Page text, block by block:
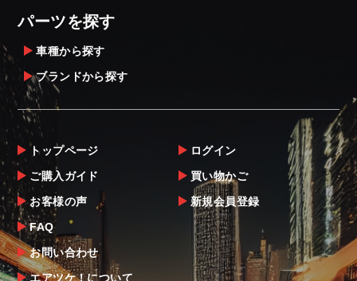
パーツを探す
車種から探す
ブランドから探す
トップページ
ご購入ガイド
お客様の声
FAQ
お問い合わせ
エアツケ！について
ログイン
買い物かご
新規会員登録